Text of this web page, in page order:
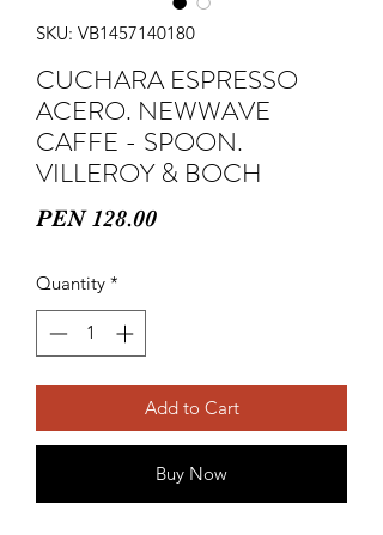
SKU: VB1457140180
CUCHARA ESPRESSO
ACERO. NEWWAVE
CAFFE - SPOON.
VILLEROY & BOCH
PEN 128.00Price
Quantity *
Add to Cart
Buy Now